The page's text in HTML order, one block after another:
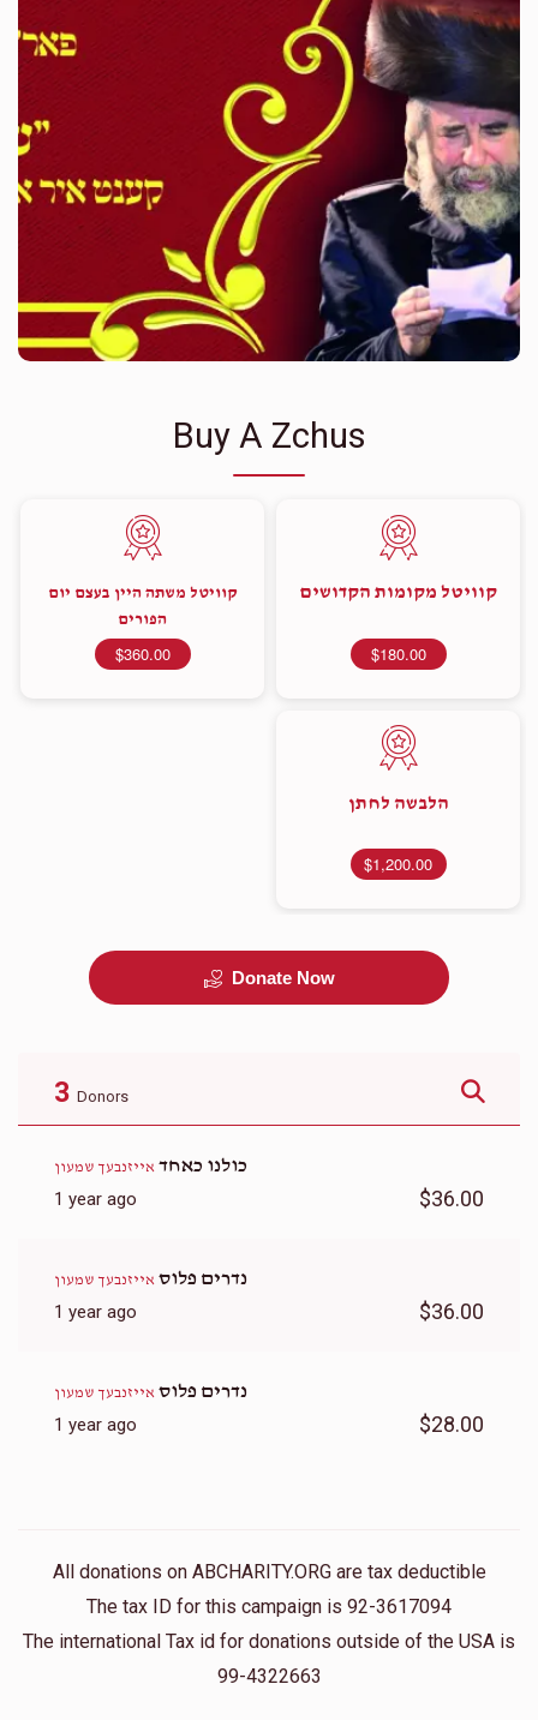
Buy A Zchus
קוויטל מקומות הקדושים
$180.00
קוויטל משתה היין בעצם יום
הפורים
$360.00
הלבשה לחתן
$1,200.00
Donate Now
3 Donors
כולנו כאחד אייזנבעך שמעון
1 year ago $36.00
נדרים פלוס אייזנבעך שמעון
1 year ago $36.00
נדרים פלוס אייזנבעך שמעון
1 year ago $28.00
All donations on ABCHARITY.ORG are tax deductible
The tax ID for this campaign is 92-3617094
The international Tax id for donations outside of the USA is
99-4322663